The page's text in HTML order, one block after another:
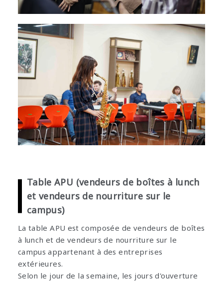
Table APU (vendeurs de boîtes à lunch
et vendeurs de nourriture sur le
campus)
La table APU est composée de vendeurs de boîtes
à lunch et de vendeurs de nourriture sur le
campus appartenant à des entreprises
extérieures.
Selon le jour de la semaine, les jours d'ouverture